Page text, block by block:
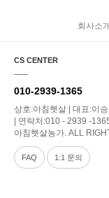
회사소개
CS CENTER
010-2939-1365
상호:아침햇살 | 대표:이
| 연락처:010 - 2939 -
아침햇살농가. ALL
FAQ 1:1 문의